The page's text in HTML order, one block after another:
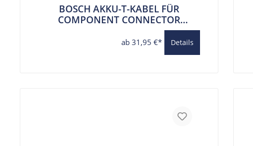
BOSCH AKKU-T-KABEL FÜR
COMPONENT CONNECTOR
ab 31,95 €* Details